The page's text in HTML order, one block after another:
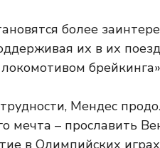
более
их в их
Мендес
мечта – прославить
в Олимпийских